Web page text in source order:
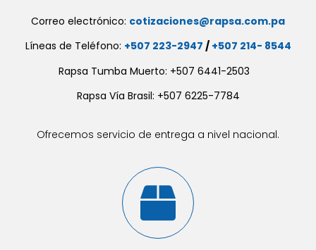
Correo electrónico: cotizaciones@rapsa.com.pa
Líneas de Teléfono: +507 223-2947 / +507 214- 8544
Rapsa Tumba Muerto: +507 6441-2503
Rapsa Vía Brasil: +507 6225-7784
Ofrecemos servicio de entrega a nivel nacional.